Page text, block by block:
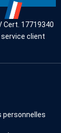
Cert. 17719340
service client
personnelles